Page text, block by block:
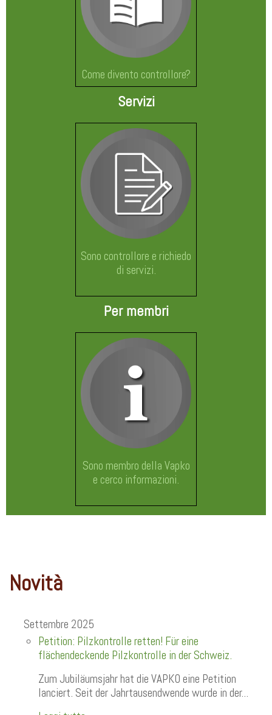
Come divento controllore?
Servizi
Sono controllore e richiedo
di servizi.
Per membri
Sono membro della Vapko
e cerco informazioni.
Novità
Settembre 2025
Petition: Pilzkontrolle retten! Für eine
flächendeckende Pilzkontrolle in der Schweiz.
Zum Jubiläumsjahr hat die VAPKO eine Petition
lanciert. Seit der Jahrtausendwende wurde in der...